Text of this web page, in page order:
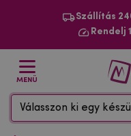
Szállítás
Rendelj
MENÜ
Válasszon ki egy